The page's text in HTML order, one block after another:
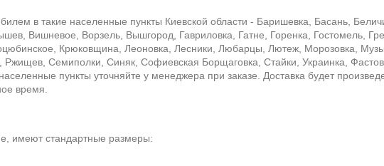
в такие населенные пункты Киевской области - Баришевка, Басань,
Вишневое, Ворзель, Вышгород, Гавриловка, Гатне, Горенка, Гостомель,
Крюковщина, Леоновка, Лесники, Любарцы, Лютеж, Морозовка,
Ржищев, Семиполки, Синяк, Софиевская Борщаговка, Стайки, Украинка,
пункты уточняйте у менеджера при заказе. Доставка будет
время.
имеют стандартные размеры: